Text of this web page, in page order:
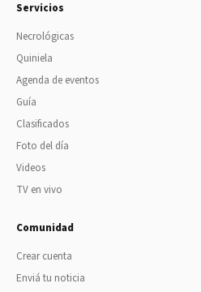
Servicios
Necrológicas
Quiniela
Agenda de eventos
Guía
Clasificados
Foto del día
Videos
TV en vivo
Comunidad
Crear cuenta
Enviá tu noticia